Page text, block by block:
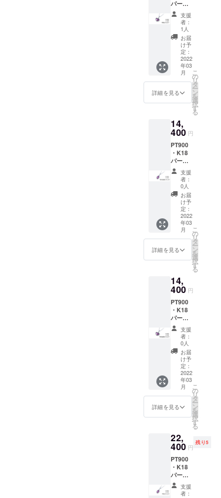
円 備考
欄に記
載お願
いした
いこと
①購入
した理
由 ②ど
のよう
なデザ
インが
好きか
パープ
ルゴー
ルドペ
ンダン
ト
（ハー
ト） ＜
チェー
ンなし
＞ 【早
割価
格】
20％OF
F 限定5
込・送
料込）
定価
16,000
円 備考
欄に記
載お願
いした
いこと
①購入
した理
由 ②ど
のよう
なデザ
インが
好きか
支援
者：
1人
お届
け予
定：
2022
年03
月
詳細を見る
こ
の
リ
タ
ー
ン
を
選
択
す
る
14,
400 円
PT900
・K18
パープ
ルゴー
ルドペ
ンダン
ト（ペ
アシェ
イプ）
チェー
ンなし
＞ 【特
別価
格】
10％OF
込・送
料込）
定価
16,000
円 備考
欄に記
載お願
いした
いこと
①購入
した理
由 ②ど
のよう
なデザ
インが
好きか
支援
者：
0人
お届
け予
定：
2022
年03
月
詳細を見る
こ
の
リ
タ
ー
ン
を
選
択
す
る
14,
400 円
PT900
・K18
パープ
ルゴー
ルドペ
ンダン
ト
（ハー
ト） ＜
チェー
ンなし
＞ 【特
別価
格】
10％OF
F（税
料込）
定価
16,000
円 備考
欄に記
載お願
いした
いこと
支援
者：
0人
お届
け予
定：
2022
年03
月
詳細を見る
こ
の
リ
タ
ー
ン
を
選
択
す
る
22,
400 円
残り5
PT900
・K18
パープ
ルゴー
ルドペ
支援
者：